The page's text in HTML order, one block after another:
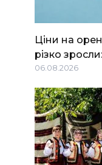
Ціни на
різко
06.08.2026